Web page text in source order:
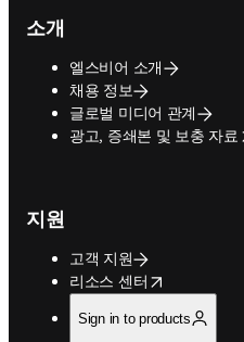
소개
엘스비어 소개
채용 정보
글로벌 미디어 관계
광고, 증쇄본 및 보충 자료
opens in new tab/window
지원
고객 지원
리소스 센터
opens in new tab/window
Sign in to products